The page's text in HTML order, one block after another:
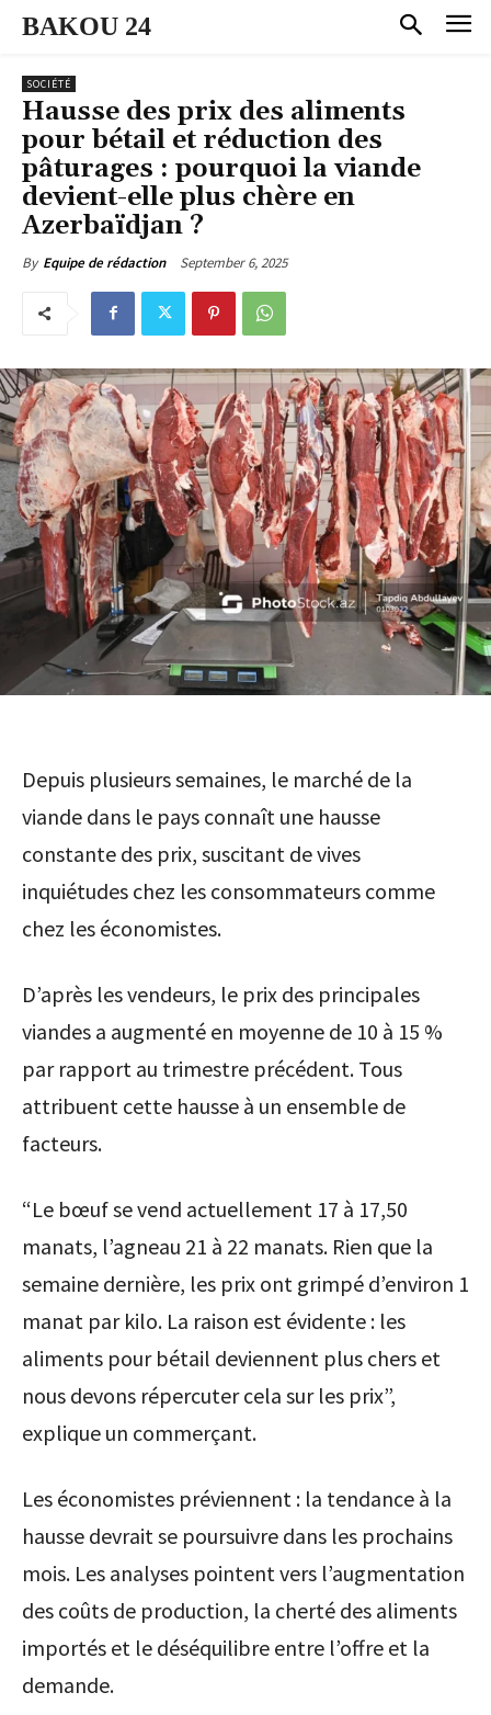
BAKOU 24
SOCIÉTÉ
Hausse des prix des aliments
pour bétail et réduction des
pâturages : pourquoi la viande
devient-elle plus chère en
Azerbaïdjan ?
By Equipe de rédaction September 6, 2025
Depuis plusieurs semaines, le marché de la
viande dans le pays connaît une hausse
constante des prix, suscitant de vives
inquiétudes chez les consommateurs comme
chez les économistes.
D’après les vendeurs, le prix des principales
viandes a augmenté en moyenne de 10 à 15 %
par rapport au trimestre précédent. Tous
attribuent cette hausse à un ensemble de
facteurs.
“Le bœuf se vend actuellement 17 à 17,50
manats, l’agneau 21 à 22 manats. Rien que la
semaine dernière, les prix ont grimpé d’environ 1
manat par kilo. La raison est évidente : les
aliments pour bétail deviennent plus chers et
nous devons répercuter cela sur les prix”,
explique un commerçant.
Les économistes préviennent : la tendance à la
hausse devrait se poursuivre dans les prochains
mois. Les analyses pointent vers l’augmentation
des coûts de production, la cherté des aliments
importés et le déséquilibre entre l’offre et la
demande.